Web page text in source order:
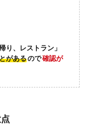
帰り、レストラン」
があるので確認が